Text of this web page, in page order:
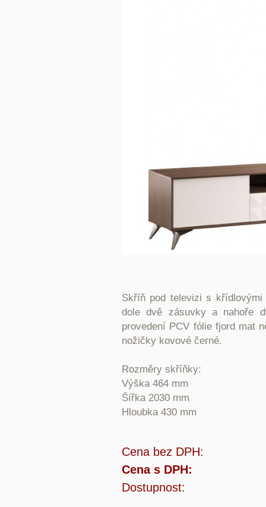
Skříň pod televizi s
dole dvě zásuvky a nahoře
provedení PCV fólie fjord mat
nožičky kovové černé.
Rozměry skříňky:
Výška 464 mm
Šířka 2030 mm
Hloubka 430 mm
Cena bez DPH:
Cena s DPH:
Dostupnost: